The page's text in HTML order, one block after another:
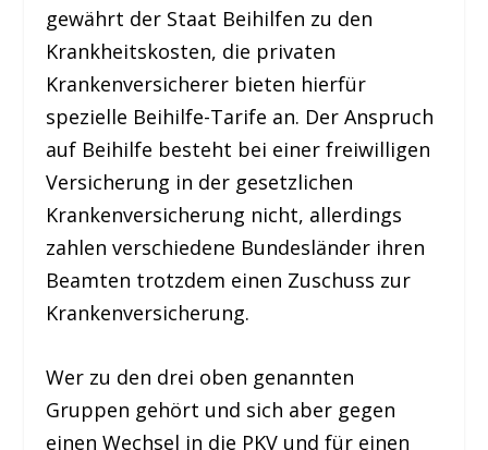
gewährt der Staat Beihilfen zu den
Krankheitskosten, die privaten
Krankenversicherer bieten hierfür
spezielle Beihilfe-Tarife an. Der Anspruch
auf Beihilfe besteht bei einer freiwilligen
Versicherung in der gesetzlichen
Krankenversicherung nicht, allerdings
zahlen verschiedene Bundesländer ihren
Beamten trotzdem einen Zuschuss zur
Krankenversicherung.
Wer zu den drei oben genannten
Gruppen gehört und sich aber gegen
einen Wechsel in die PKV und für einen